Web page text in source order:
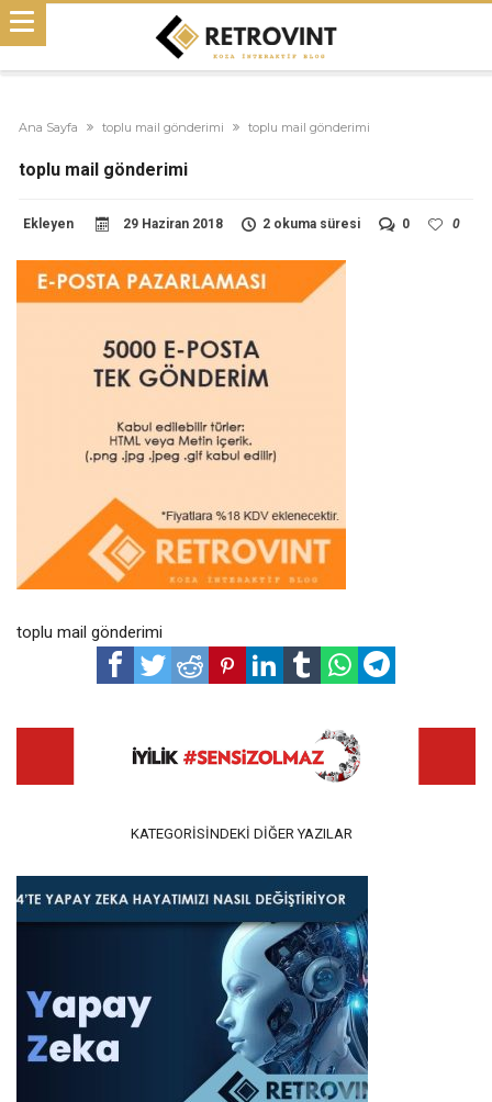
Ana Sayfa toplu mail gönderimi toplu mail gönderimi
toplu mail gönderimi
Ekleyen 29 Haziran 2018 2 okuma süresi 0 0
toplu mail gönderimi
KATEGORISINDEKI DIĞER YAZILAR